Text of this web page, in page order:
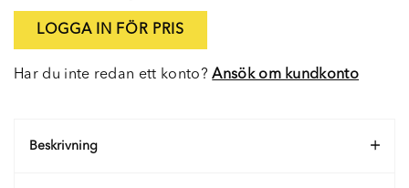
LOGGA IN FÖR PRIS
Har du inte redan ett konto?Ansök om kundkonto
Beskrivning